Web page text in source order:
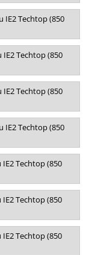
IE2 Techtop (850
IE2 Techtop (850
IE2 Techtop (850
IE2 Techtop (850
IE2 Techtop (850
IE2 Techtop (850
IE2 Techtop (850